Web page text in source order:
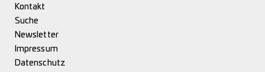
Kontakt
Suche
Newsletter
Impressum
Datenschutz